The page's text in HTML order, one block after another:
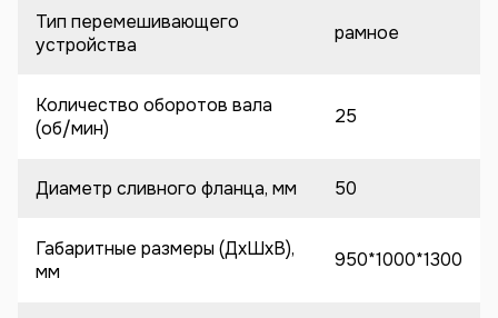
Тип перемешивающего
устройства
рамное
Количество оборотов вала
(об/мин)
25
Диаметр сливного фланца, мм 50
Габаритные размеры (ДхШхВ),
мм
950*1000*1300